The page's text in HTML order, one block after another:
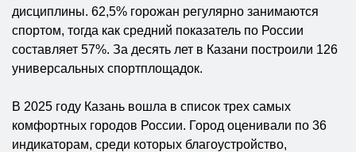
дисциплины. 62,5% горожан регулярно занимаются
спортом, тогда как средний показатель по России
составляет 57%. За десять лет в Казани построили 126
универсальных спортплощадок.
В 2025 году Казань вошла в список трех самых
комфортных городов России. Город оценивали по 36
индикаторам, среди которых благоустройство,